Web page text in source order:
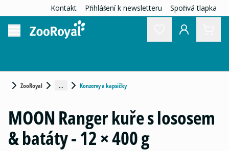
Kontakt Přihlášení k newsletteru Spořivá tlapka
ZooRoyal ... Konzervy a kapsičky
MOON Ranger kuře s lososem
& batáty - 12 × 400 g